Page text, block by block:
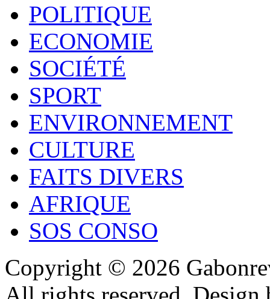
POLITIQUE
ECONOMIE
SOCIÉTÉ
SPORT
ENVIRONNEMENT
CULTURE
FAITS DIVERS
AFRIQUE
SOS CONSO
Copyright © 2026